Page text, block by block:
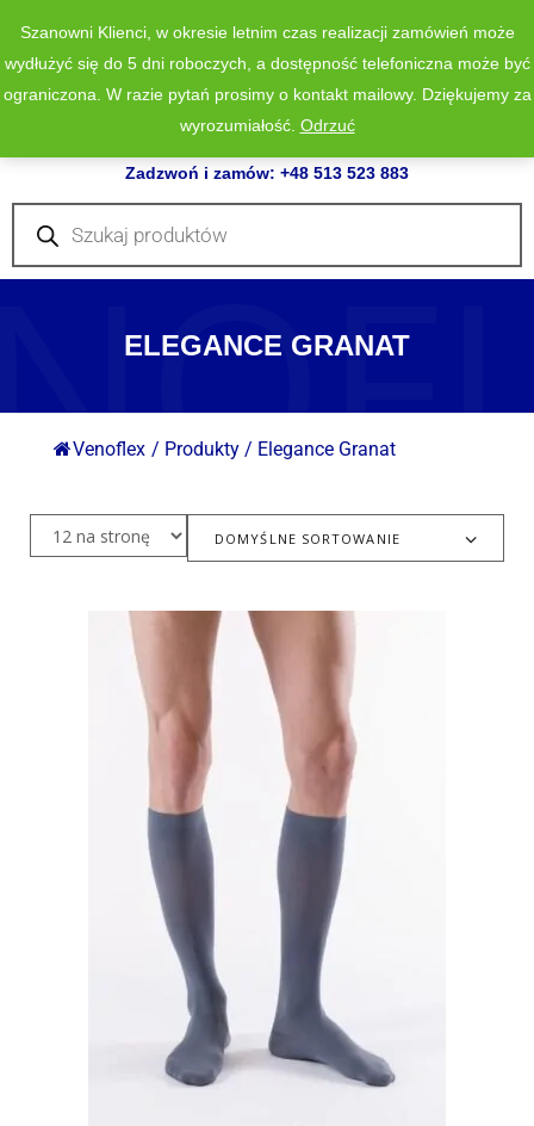
Zadzwoń i zamów: +48 513 523 883
Wyszukiwarka
produktów
ELEGANCE GRANAT
Venoflex / Produkty / Elegance Granat
DOMYŚLNE SORTOWANIE
Szanowni Klienci, w okresie letnim czas realizacji zamówień może
wydłużyć się do 5 dni roboczych, a dostępność telefoniczna może być
ograniczona. W razie pytań prosimy o kontakt mailowy. Dziękujemy za
wyrozumiałość. Odrzuć